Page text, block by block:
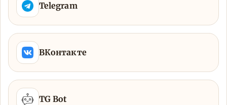
Telegram
ВКонтакте
TG Bot